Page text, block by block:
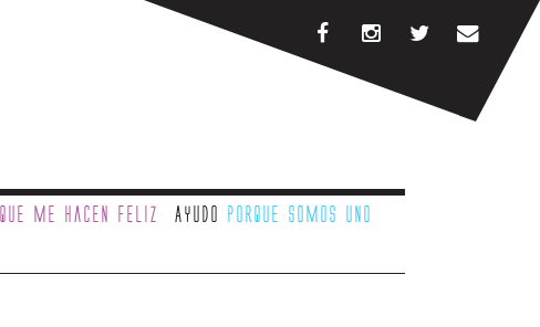
que me hacen feliz Ayudo porque somos uno